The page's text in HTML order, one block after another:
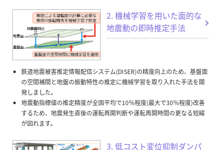
2. 機械学習を用いた面的な
地震動の即時推定手法
鉄道地震被害推定情報配信システム(DISER)の精度向上のため、基盤面
の空間補間と地盤の振動特性の推定に機械学習を取り入れた手法を開
発しました。
地震動指標値の推定精度が全国平均で10％程度(最大で30％程度)改善
するため、地震発生直後の運転再開判断や運転再開時間の更なる短縮
が図れます。
3. 低コスト変位抑制ダンパ